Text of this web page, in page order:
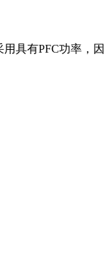
有PFC功率，